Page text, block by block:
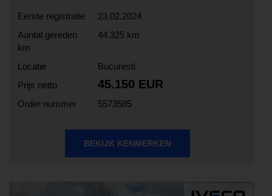
Eerste registratie
23.02.2024
Aantal gereden
km
44.325 km
Locatie
Bucuresti
Prijs netto
45.150 EUR
Order nummer 5573585
BEKIJK KENMERKEN